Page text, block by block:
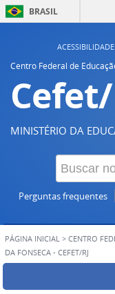
BRASIL
ACESSIBILIDADE
Centro Federal de
Cefet/
MINISTÉRIO DA
Perguntas frequentes
PÁGINA INICIAL > CENTRO
DA FONSECA - CEFET/RJ